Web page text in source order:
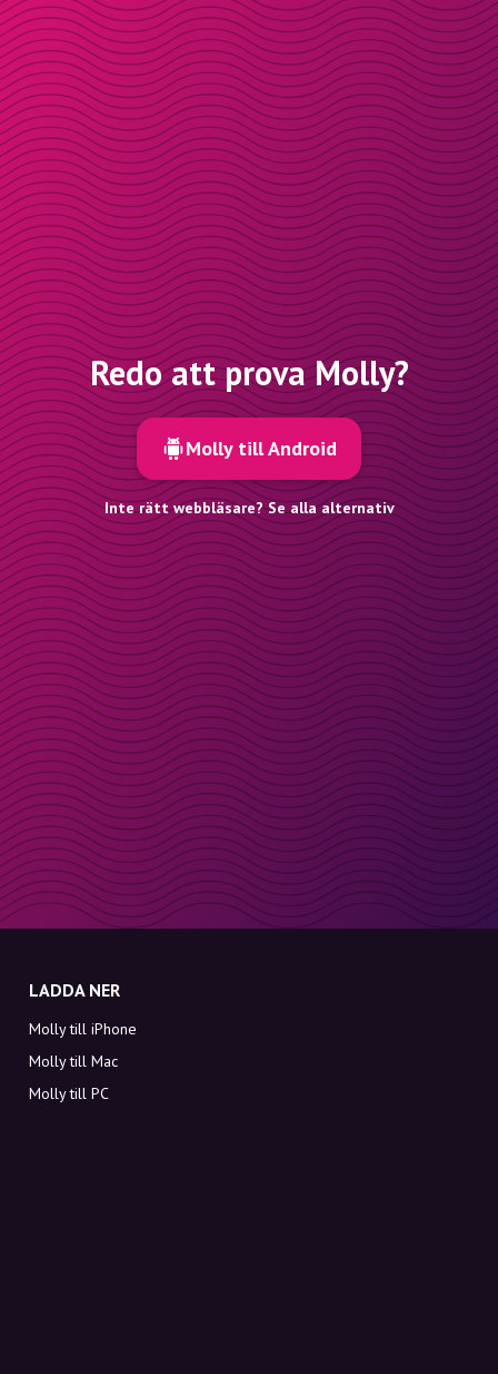
Redo att prova Molly?
Molly till Android
Inte rätt webbläsare? Se alla alternativ
LADDA NER
Molly till iPhone
Molly till Mac
Molly till PC